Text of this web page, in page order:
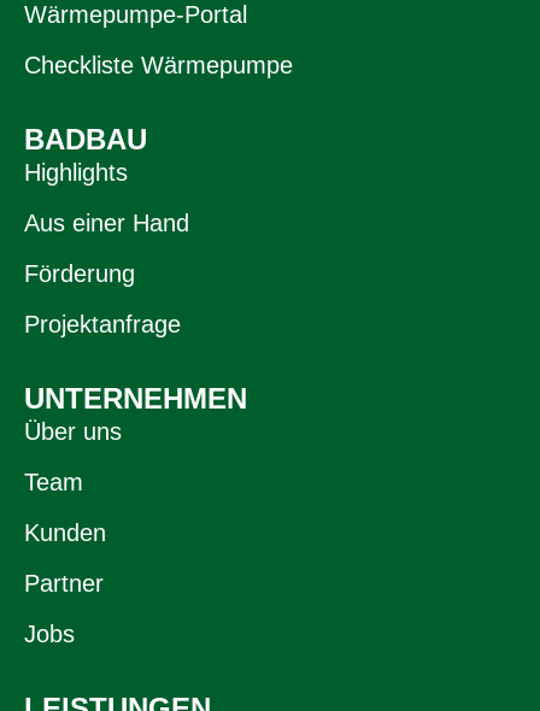
Wärmepumpe-Portal
Checkliste Wärmepumpe
BADBAU
Highlights
Aus einer Hand
Förderung
Projektanfrage
UNTERNEHMEN
Über uns
Team
Kunden
Partner
Jobs